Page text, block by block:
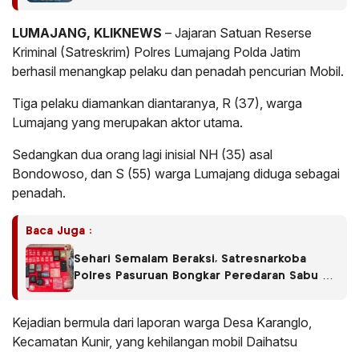
LUMAJANG, KLIKNEWS – Jajaran Satuan Reserse
Kriminal (Satreskrim) Polres Lumajang Polda Jatim
berhasil menangkap pelaku dan penadah pencurian Mobil.
Tiga pelaku diamankan diantaranya, R (37), warga
Lumajang yang merupakan aktor utama.
Sedangkan dua orang lagi inisial NH (35) asal
Bondowoso, dan S (55) warga Lumajang diduga sebagai
penadah.
Baca Juga :
Sehari Semalam Beraksi, Satresnarkoba
Polres Pasuruan Bongkar Peredaran Sabu di
Kejadian bermula dari laporan warga Desa Karanglo,
Kecamatan Kunir, yang kehilangan mobil Daihatsu